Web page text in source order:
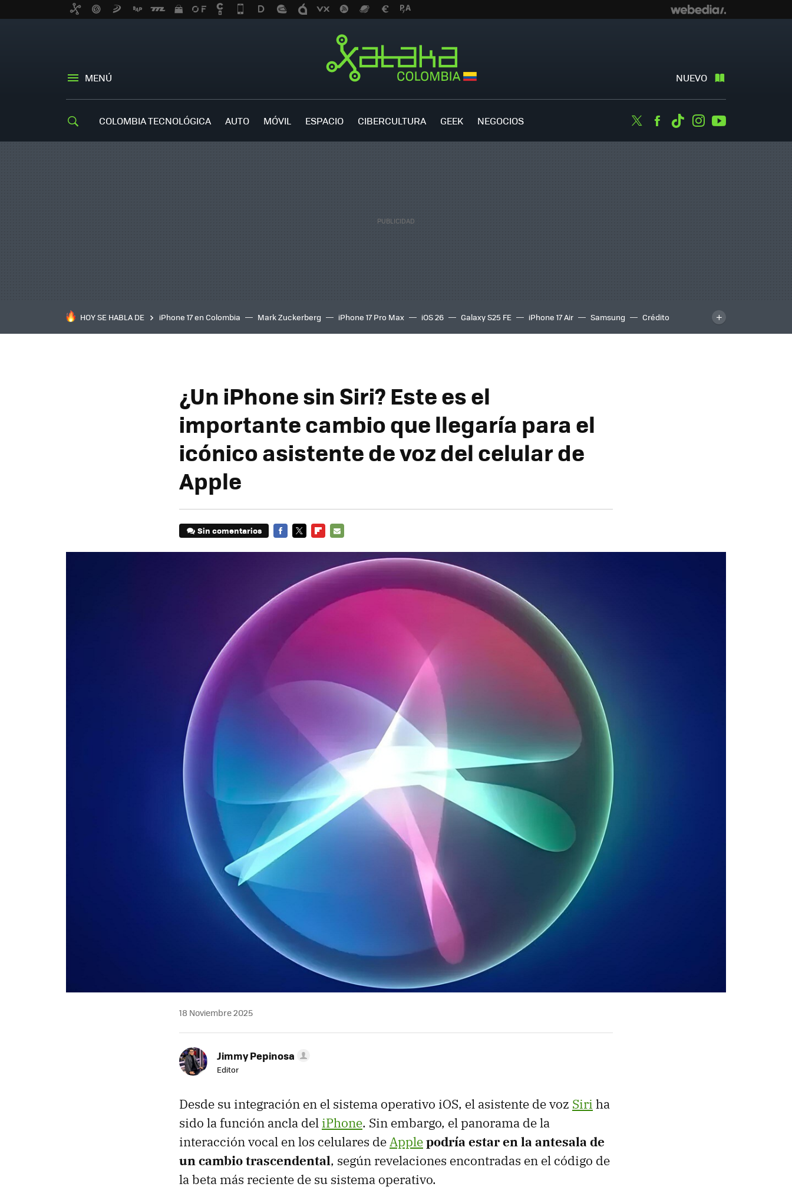
MENÚ NUEVO
COLOMBIA TECNOLÓGICA AUTO MÓVIL ESPACIO CIBERCULTURA GEEK NEGOCIOS TwitterFacebook
TiktokInstagram
HOY SE HABLA DE iPhone 17 en Colombia Mark Zuckerberg iPhone 17 Pro Max iOS 26 Galaxy S25 FE iPhone 17 Air Samsung
Crédito
inteligente
IA TCL C8K
¿Un iPhone sin Siri? Este es el
importante cambio que llegaría para el
icónico asistente de voz del celular de
Apple
Sin comentarios
18 Noviembre 2025
Jimmy Pepinosa
Editor
Desde su integración en el sistema operativo iOS, el asistente de voz Siri ha
sido la función ancla del iPhone. Sin embargo, el panorama de la
interacción vocal en los celulares deApplepodría estar en la antesala de
un cambio trascendental, según revelaciones encontradas en el código de
la beta más reciente de su sistema operativo.